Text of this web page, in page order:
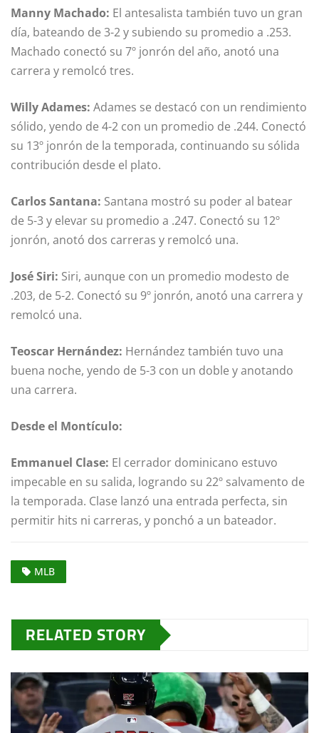
Manny Machado: El antesalista también tuvo un gran
día, bateando de 3-2 y subiendo su promedio a .253.
Machado conectó su 7º jonrón del año, anotó una
carrera y remolcó tres.
Willy Adames: Adames se destacó con un rendimiento
sólido, yendo de 4-2 con un promedio de .244. Conectó
su 13º jonrón de la temporada, continuando su sólida
contribución desde el plato.
Carlos Santana: Santana mostró su poder al batear
de 5-3 y elevar su promedio a .247. Conectó su 12º
jonrón, anotó dos carreras y remolcó una.
José Siri: Siri, aunque con un promedio modesto de
.203, de 5-2. Conectó su 9º jonrón, anotó una carrera y
remolcó una.
Teoscar Hernández: Hernández también tuvo una
buena noche, yendo de 5-3 con un doble y anotando
una carrera.
Desde el Montículo:
Emmanuel Clase: El cerrador dominicano estuvo
impecable en su salida, logrando su 22º salvamento de
la temporada. Clase lanzó una entrada perfecta, sin
permitir hits ni carreras, y ponchó a un bateador.
MLB
RELATED STORY